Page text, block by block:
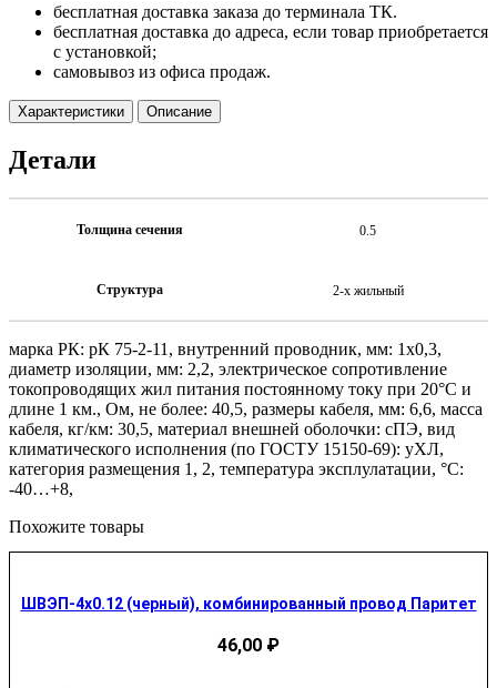
бесплатная доставка заказа до терминала ТК.
бесплатная доставка до адреса, если товар приобретается
с установкой;
самовывоз из офиса продаж.
Характеристики Описание
Детали
Толщина сечения 0.5
Структура 2-х жильный
марка РК: рК 75-2-11, внутренний проводник, мм: 1х0,3,
диаметр изоляции, мм: 2,2, электрическое сопротивление
токопроводящих жил питания постоянному току при 20°С и
длине 1 км., Ом, не более: 40,5, размеры кабеля, мм: 6,6, масса
кабеля, кг/км: 30,5, материал внешней оболочки: сПЭ, вид
климатического исполнения (по ГОСТУ 15150-69): уХЛ,
категория размещения 1, 2, температура эксплулатации, °С:
-40…+8,
Похожите товары
ШВЭП-4х0.12 (черный), комбинированный провод Паритет
46,00 ₽